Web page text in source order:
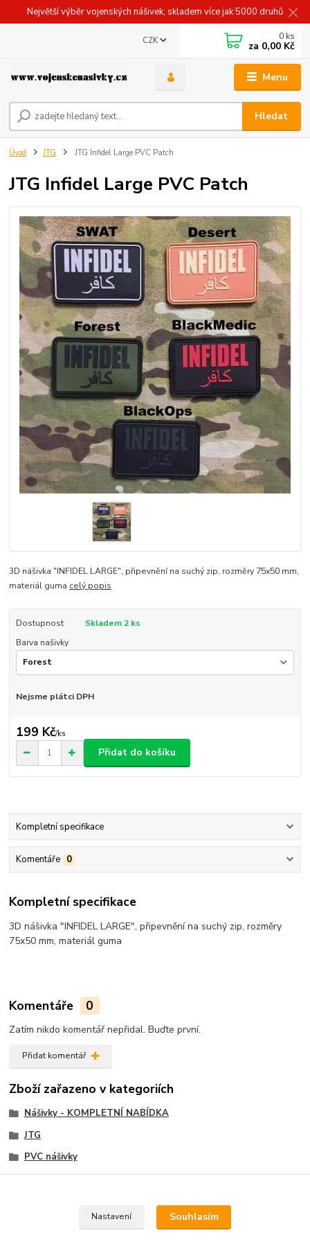
Největší výběr vojenských nášivek, skladem více jak 5000 druhů
Menu
CZK
Hledat
0 ks
za 0,00 Kč
Úvod JTG JTG Infidel Large PVC Patch
JTG Infidel Large PVC Patch
3D nášivka "INFIDEL LARGE", připevnění na suchý zip, rozměry 75x50 mm,
materiál guma celý popis
Dostupnost
Skladem 2 ks
Barva našivky
Nejsme plátci DPH
199 Kč/ks
Přidat do košíku
Kompletní specifikace
Komentáře 0
Kompletní specifikace
3D nášivka "INFIDEL LARGE", připevnění na suchý zip, rozměry
75x50 mm, materiál guma
Komentáře 0
Zatím nikdo komentář nepřidal. Buďte první.
Přidat komentář
Zboží zařazeno v kategoriích
Nášivky - KOMPLETNÍ NABÍDKA
JTG
PVC nášivky
Velcro nášivky, Velcro Patch
Nastavení Souhlasím